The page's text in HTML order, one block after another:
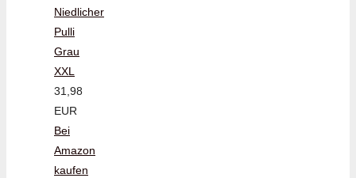
Niedlicher
Pulli
Grau
XXL
31,98
EUR
Bei
Amazon
kaufen